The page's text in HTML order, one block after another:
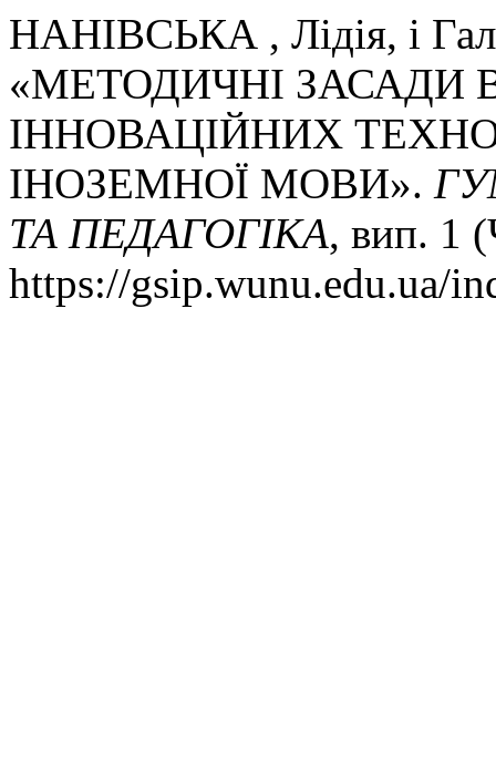
НАНІВСЬКА , Лідія, і
«МЕТОДИЧНІ ЗАСАДИ
ІННОВАЦІЙНИХ
ІНОЗЕМНОЇ МОВИ».
ТА ПЕДАГОГІКА, вип. 1
https://gsip.wunu.edu.ua/